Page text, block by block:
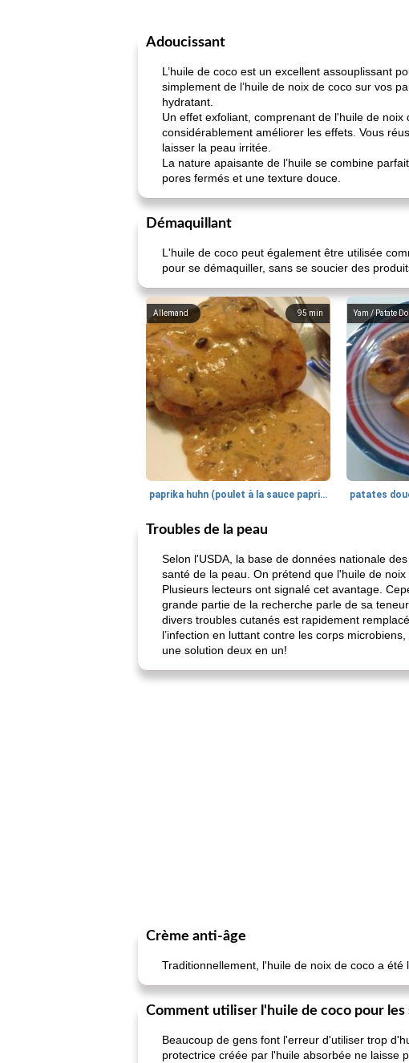
Adoucissant
L’huile de coco est un excellent assouplissant
simplement de l’huile de noix de coco sur vos
hydratant.
Un effet exfoliant, comprenant de l'huile de
considérablement améliorer les effets. Vous
laisser la peau irritée.
La nature apaisante de l’huile se combine
pores fermés et une texture douce.
Démaquillant
L'huile de coco peut également être utilisée
pour se démaquiller, sans se soucier des
95min
Allemand
paprika huhn (poulet à la sauce paprika).
Yam / Patate
Troubles de la peau
Selon l'USDA, la base de données nationale
santé de la peau. On prétend que l'huile de
Plusieurs lecteurs ont signalé cet avantage.
grande partie de la recherche parle de sa
divers troubles cutanés est rapidement
l’infection en luttant contre les corps
une solution deux en un!
Crème anti-âge
Traditionnellement, l'huile de noix de coco a
Comment utiliser l'huile de coco pour les
Beaucoup de gens font l'erreur d'utiliser trop
protectrice créée par l'huile absorbée ne laisse